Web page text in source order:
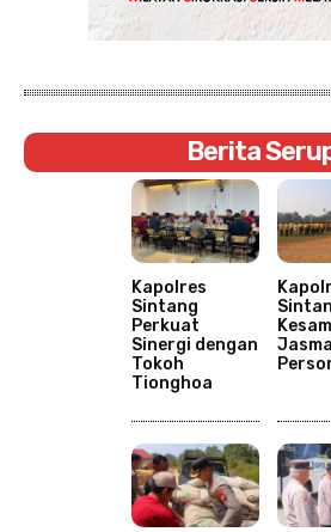
Berita
Kapolres
Sintang
Perkuat
Sinergi dengan
Tokoh
Tionghoa